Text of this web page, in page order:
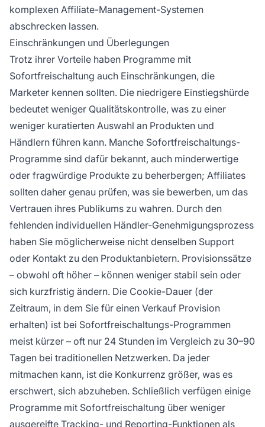
komplexen Affiliate-Management-Systemen
abschrecken lassen.
Einschränkungen und Überlegungen
Trotz ihrer Vorteile haben Programme mit
Sofortfreischaltung auch Einschränkungen, die
Marketer kennen sollten. Die niedrigere Einstiegshürde
bedeutet weniger Qualitätskontrolle, was zu einer
weniger kuratierten Auswahl an Produkten und
Händlern führen kann. Manche Sofortfreischaltungs-
Programme sind dafür bekannt, auch minderwertige
oder fragwürdige Produkte zu beherbergen; Affiliates
sollten daher genau prüfen, was sie bewerben, um das
Vertrauen ihres Publikums zu wahren. Durch den
fehlenden individuellen Händler-Genehmigungsprozess
haben Sie möglicherweise nicht denselben Support
oder Kontakt zu den Produktanbietern. Provisionssätze
– obwohl oft höher – können weniger stabil sein oder
sich kurzfristig ändern. Die Cookie-Dauer (der
Zeitraum, in dem Sie für einen Verkauf Provision
erhalten) ist bei Sofortfreischaltungs-Programmen
meist kürzer – oft nur 24 Stunden im Vergleich zu 30–90
Tagen bei traditionellen Netzwerken. Da jeder
mitmachen kann, ist die Konkurrenz größer, was es
erschwert, sich abzuheben. Schließlich verfügen einige
Programme mit Sofortfreischaltung über weniger
ausgereifte Tracking- und Reporting-Funktionen als